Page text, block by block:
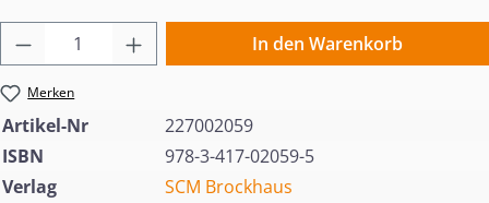
Produkt Anzahl: Gib den gewünschten
In den Warenkorb
Merken
Artikel-Nr
227002059
ISBN
978-3-417-02059-5
Verlag
SCM Brockhaus